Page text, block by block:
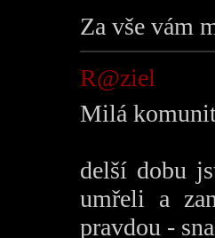
Za vše vám
R@ziel
Milá
delší dobu
umřeli a
pravdou -